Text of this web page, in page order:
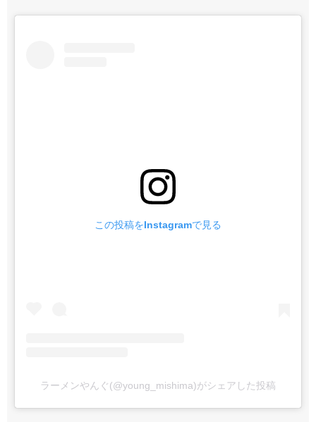
この投稿をInstagramで見る
ラーメンやんぐ(@young_mishima)がシェアした投稿